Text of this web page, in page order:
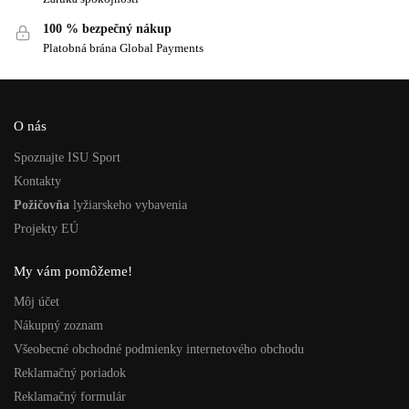
100 % bezpečný nákup
Platobná brána Global Payments
O nás
Spoznajte ISU Sport
Kontakty
Požičovňa lyžiarskeho vybavenia
Projekty EÚ
My vám pomôžeme!
Môj účet
Nákupný zoznam
Všeobecné obchodné podmienky internetového obchodu
Reklamačný poriadok
Reklamačný formulár